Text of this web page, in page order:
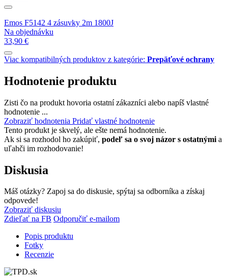
Emos F5142 4 zásuvky 2m 1800J
Na objednávku
33,90 €
Viac kompatibilných produktov z kategórie: Prepäťové ochrany
Hodnotenie produktu
Zisti čo na produkt hovoria ostatní zákazníci alebo napíš vlastné
hodnotenie ...
Zobraziť hodnotenia Pridať vlastné hodnotenie
Tento produkt je skvelý, ale ešte nemá hodnotenie.
Ak si sa rozhodol ho zakúpiť, podeľ sa o svoj názor s ostatnými a
uľahči im rozhodovanie!
Diskusia
Máš otázky? Zapoj sa do diskusie, spýtaj sa odborníka a získaj
odpovede!
Zobraziť diskusiu
Zdieľať na FB Odporučiť e-mailom
Popis produktu
Fotky
Recenzie